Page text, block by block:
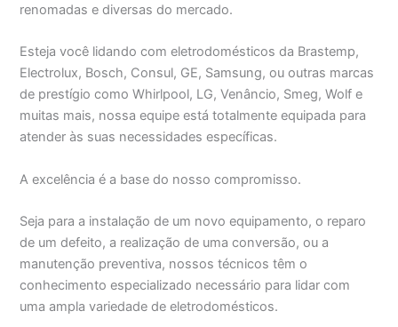
renomadas e diversas do mercado.
Esteja você lidando com eletrodomésticos da Brastemp,
Electrolux, Bosch, Consul, GE, Samsung, ou outras marcas
de prestígio como Whirlpool, LG, Venâncio, Smeg, Wolf e
muitas mais, nossa equipe está totalmente equipada para
atender às suas necessidades específicas.
A excelência é a base do nosso compromisso.
Seja para a instalação de um novo equipamento, o reparo
de um defeito, a realização de uma conversão, ou a
manutenção preventiva, nossos técnicos têm o
conhecimento especializado necessário para lidar com
uma ampla variedade de eletrodomésticos.